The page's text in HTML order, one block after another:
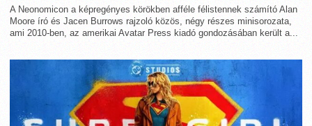
A Neonomicon a képregényes körökben afféle félistennek számító Alan
Moore író és Jacen Burrows rajzoló közös, négy részes minisorozata,
ami 2010-ben, az amerikai Avatar Press kiadó gondozásában került a...